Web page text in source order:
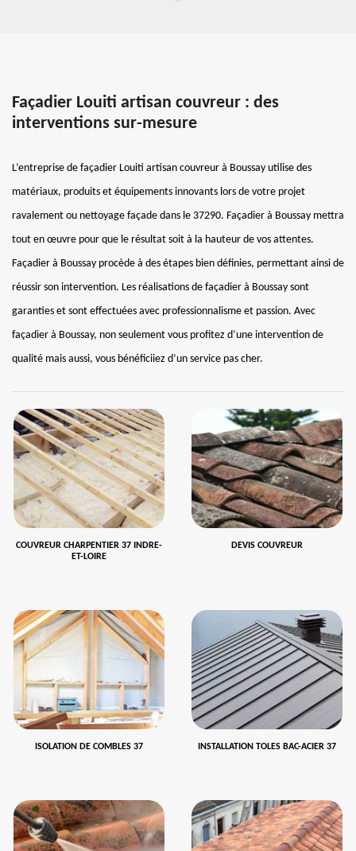
Façadier Louiti artisan couvreur : des
interventions sur-mesure
L’entreprise de façadier Louiti artisan couvreur à Boussay utilise des
matériaux, produits et équipements innovants lors de votre projet
ravalement ou nettoyage façade dans le 37290. Façadier à Boussay mettra
tout en œuvre pour que le résultat soit à la hauteur de vos attentes.
Façadier à Boussay procède à des étapes bien définies, permettant ainsi de
réussir son intervention. Les réalisations de façadier à Boussay sont
garanties et sont effectuées avec professionnalisme et passion. Avec
façadier à Boussay, non seulement vous profitez d’une intervention de
qualité mais aussi, vous bénéficiiez d’un service pas cher.
COUVREUR CHARPENTIER 37 INDRE-
ET-LOIRE
DEVIS COUVREUR
ISOLATION DE COMBLES 37 INSTALLATION TOLES BAC-ACIER 37